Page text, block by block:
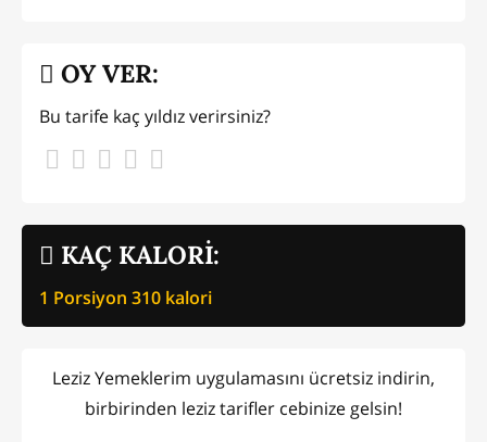
KAÇ KALORİ:
1 Porsiyon 310 kalori
OY VER:
Bu tarife kaç yıldız verirsiniz?
Leziz Yemeklerim uygulamasını ücretsiz indirin,
birbirinden leziz tarifler cebinize gelsin!